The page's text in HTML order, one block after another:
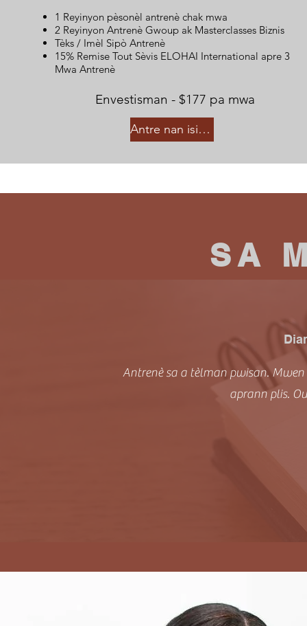
1 Reyinyon pèsonèl antrenè chak mwa
2 Reyinyon Antrenè Gwoup ak Masterclasses Biznis
Tèks / Imèl Sipò Antrenè
15% Remise Tout Sèvis ELOHAI International apre 3
Mwa Antrenè
Envestisman - $177 pa mwa
Antre nan isit la
SA
Antrenè sa a tèlman pwisan.
aprann plis.